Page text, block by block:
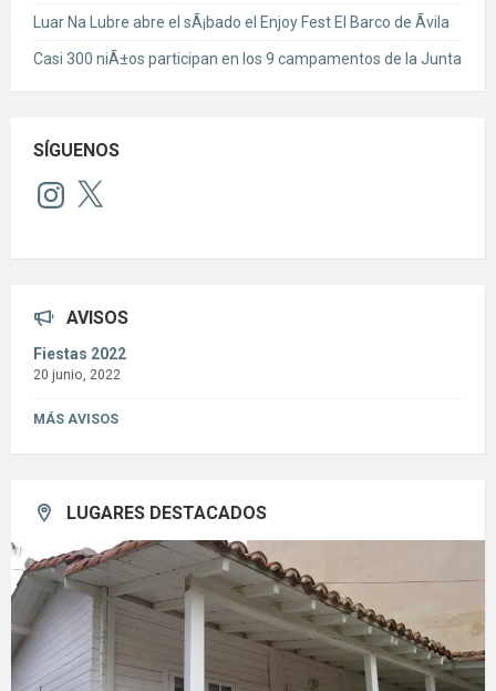
Luar Na Lubre abre el sÃ¡bado el Enjoy Fest El Barco de Ãvila
Casi 300 niÃ±os participan en los 9 campamentos de la Junta
SÍGUENOS
Instagram
X
AVISOS
Fiestas 2022
20 junio, 2022
MÁS AVISOS
LUGARES DESTACADOS